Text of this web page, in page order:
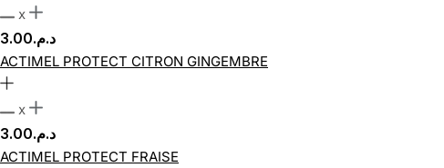
x
د.م.3.00
ACTIMEL PROTECT CITRON GINGEMBRE
x
د.م.3.00
ACTIMEL PROTECT FRAISE